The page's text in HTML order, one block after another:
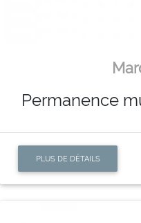
Permanence
PLUS DE DÉTAILS